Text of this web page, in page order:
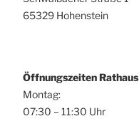
65329 Hohenstein
Öffnungszeiten Rathaus
Montag:
07:30 – 11:30 Uhr